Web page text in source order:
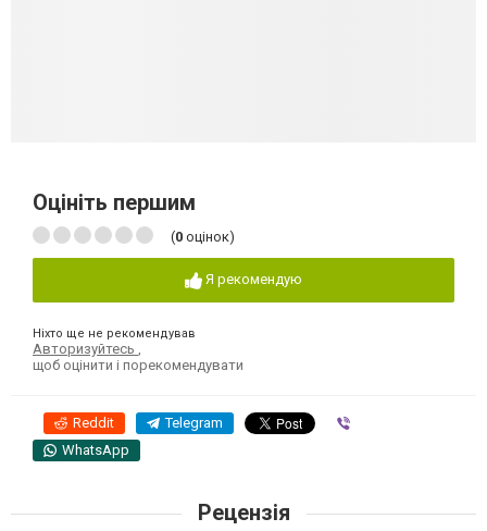
Оцініть першим
(0 оцінок)
Я рекомендую
Ніхто ще не рекомендував
Авторизуйтесь
щоб оцінити і порекомендувати
Reddit Telegram
WhatsApp
Рецензія